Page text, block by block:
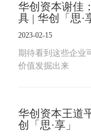
华创资本谢佳
具 | 华创「思·
2023-02-15
期待看到这些企业
价值发掘出来
华创资本王道
创「思·享」